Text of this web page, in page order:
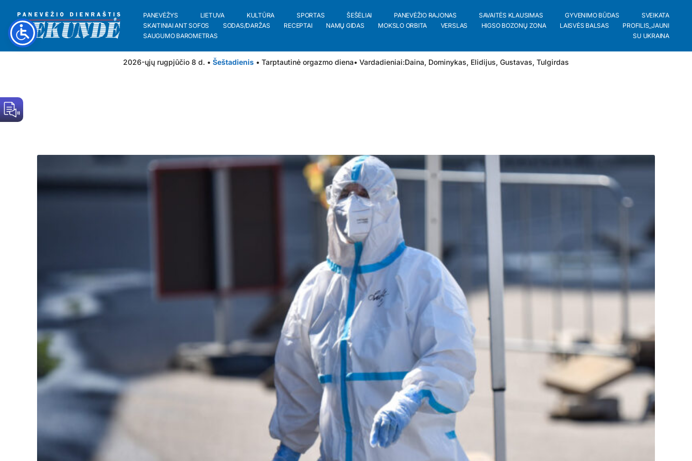
PANEVĖŽYS LIETUVA KULTŪRA SPORTAS ŠEŠĖLIAI PANEVĖŽIO RAJONAS SAVAITĖS KLAUSIMAS GYVENIMO BŪDAS
SVEIKATA
SKAITINIAI ANT SOFOS
SODAS/DARŽAS RECEPTAI NAMŲ GIDAS MOKSLO ORBITA VERSLAS HIGSO BOZONŲ ZONA LAISVĖS BALSAS
PROFILIS_JAUNI
SAUGUMO BAROMETRAS
SU UKRAINA
2026-ųjų rugpjūčio 8 d. • Šeštadienis • Tarptautinė orgazmo diena• Vardadieniai:Daina, Dominykas, Elidijus, Gustavas, Tulgirdas